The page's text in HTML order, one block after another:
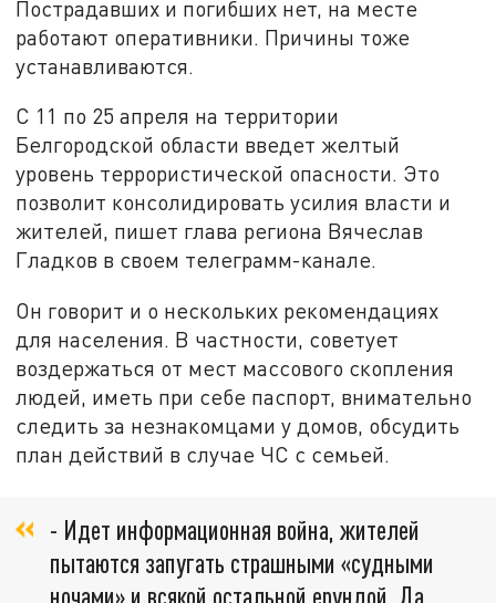
Пострадавших и погибших нет, на месте
работают оперативники. Причины тоже
устанавливаются.
С 11 по 25 апреля на территории
Белгородской области введет желтый
уровень террористической опасности. Это
позволит консолидировать усилия власти и
жителей, пишет глава региона Вячеслав
Гладков в своем телеграмм-канале.
Он говорит и о нескольких рекомендациях
для населения. В частности, советует
воздержаться от мест массового скопления
людей, иметь при себе паспорт, внимательно
следить за незнакомцами у домов, обсудить
план действий в случае ЧС с семьей.
- Идет информационная война, жителей
пытаются запугать страшными «судными
ночами» и всякой остальной ерундой. Да,